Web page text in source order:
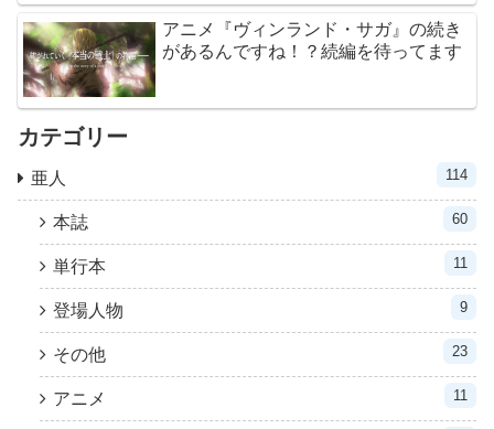
アニメ『ヴィンランド・サガ』の続き
があるんですね！？続編を待ってます
カテゴリー
亜人 114
本誌 60
単行本 11
登場人物 9
その他 23
アニメ 11